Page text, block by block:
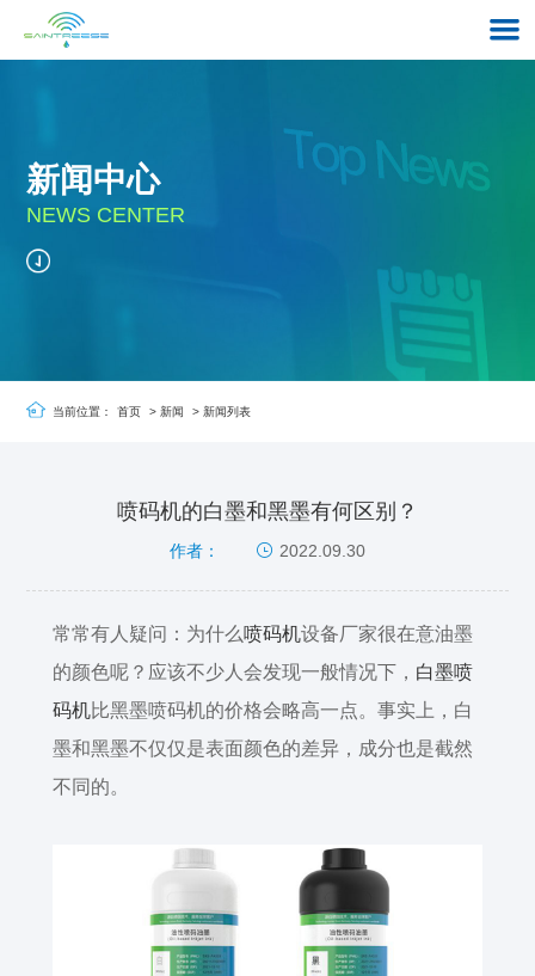
新闻中心
NEWS CENTER
当前位置： 首页 > 新闻 > 新闻列表
喷码机的白墨和黑墨有何区别？
作者： 2022.09.30
常常有人疑问：为什么喷码机设备厂家很在意油墨
的颜色呢？应该不少人会发现一般情况下， 白墨喷
码机比黑墨喷码机的价格会略高一点。事实上，白
墨和黑墨不仅仅是表面颜色的差异，成分也是截然
不同的。